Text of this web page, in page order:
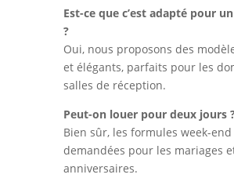
Est-ce que c’est adapté pour
?
Oui, nous proposons des
et élégants, parfaits pour les
salles de réception.
Peut-on louer pour deux jours
Bien sûr, les formules week-
demandées pour les mariages
anniversaires.